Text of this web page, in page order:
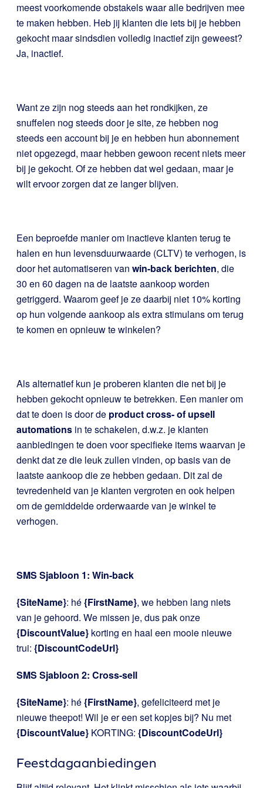
meest voorkomende obstakels waar alle bedrijven mee
te maken hebben. Heb jij klanten die iets bij je hebben
gekocht maar sindsdien volledig inactief zijn geweest?
Ja, inactief.
Want ze zijn nog steeds aan het rondkijken, ze
snuffelen nog steeds door je site, ze hebben nog
steeds een account bij je en hebben hun abonnement
niet opgezegd, maar hebben gewoon recent niets meer
bij je gekocht. Of ze hebben dat wel gedaan, maar je
wilt ervoor zorgen dat ze langer blijven.
Een beproefde manier om inactieve klanten terug te
halen en hun levensduurwaarde (CLTV) te verhogen, is
door het automatiseren van win-back berichten, die
30 en 60 dagen na de laatste aankoop worden
getriggerd. Waarom geef je ze daarbij niet 10% korting
op hun volgende aankoop als extra stimulans om terug
te komen en opnieuw te winkelen?
Als alternatief kun je proberen klanten die net bij je
hebben gekocht opnieuw te betrekken. Een manier om
dat te doen is door de product cross- of upsell
automations in te schakelen, d.w.z. je klanten
aanbiedingen te doen voor specifieke items waarvan je
denkt dat ze die leuk zullen vinden, op basis van de
laatste aankoop die ze hebben gedaan. Dit zal de
tevredenheid van je klanten vergroten en ook helpen
om de gemiddelde orderwaarde van je winkel te
verhogen.
SMS Sjabloon 1: Win-back
{SiteName}: hé{FirstName}, we hebben lang niets
van je gehoord. We missen je, dus pak onze
{DiscountValue} korting en haal een mooie nieuwe
trui: {DiscountCodeUrl}
SMS Sjabloon 2: Cross-sell
{SiteName}: hé{FirstName}, gefeliciteerd met je
nieuwe theepot! Wil je er een set kopjes bij? Nu met
{DiscountValue} KORTING: {DiscountCodeUrl}
Feestdagaanbiedingen